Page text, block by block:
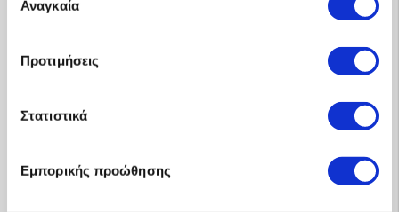
των υπηρεσιών τους.
συγκατάθεσης
Αναγκαία
Προτιμήσεις
Στατιστικά
Εμπορικής προώθησης
Μαρτυρίες